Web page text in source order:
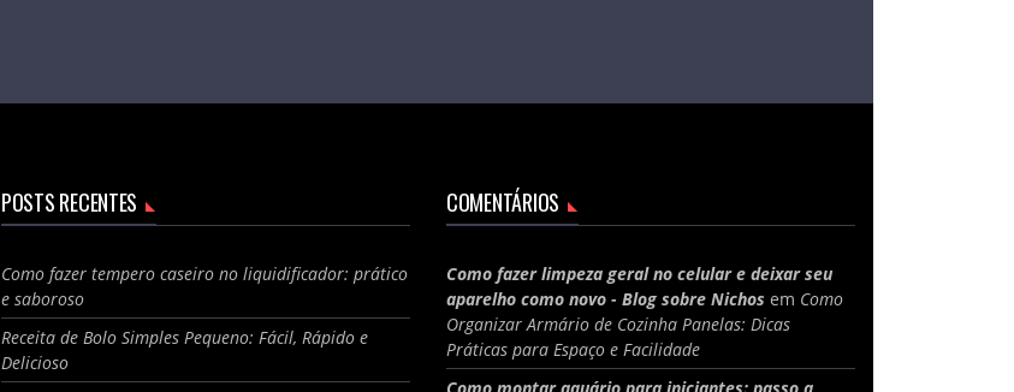
POSTS RECENTES
Como fazer tempero caseiro no liquidificador: prático
e saboroso
Receita de Bolo Simples Pequeno: Fácil, Rápido e
Delicioso
COMENTÁRIOS
Como fazer limpeza geral no celular e deixar seu
aparelho como novo - Blog sobre Nichos em Como
Organizar Armário de Cozinha Panelas: Dicas
Práticas para Espaço e Facilidade